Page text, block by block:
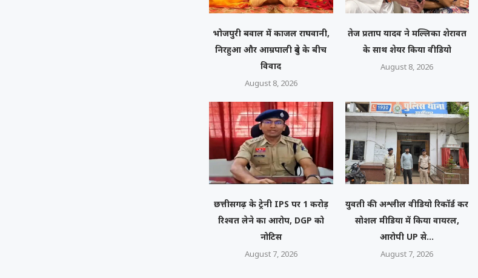
भोजपुरी बवाल में काजल राघवानी,
निरहुआ और आम्रपाली दुबे के बीच
विवाद
August 8, 2026
तेज प्रताप यादव ने मल्लिका शेरावत
के साथ शेयर किया वीडियो
August 8, 2026
छत्तीसगढ़ के ट्रेनी IPS पर 1 करोड़
रिश्वत लेने का आरोप, DGP को
नोटिस
August 7, 2026
युवती की अश्लील वीडियो रिकॉर्ड कर
सोशल मीडिया में किया वायरल,
आरोपी UP से...
August 7, 2026